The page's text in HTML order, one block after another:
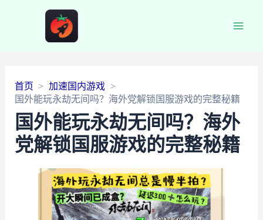
首页
加速国内游戏
国外能玩永劫无间吗？海外党解锁国服游戏的完整秘籍
国外能玩永劫无间吗？海外
党解锁国服游戏的完整秘籍